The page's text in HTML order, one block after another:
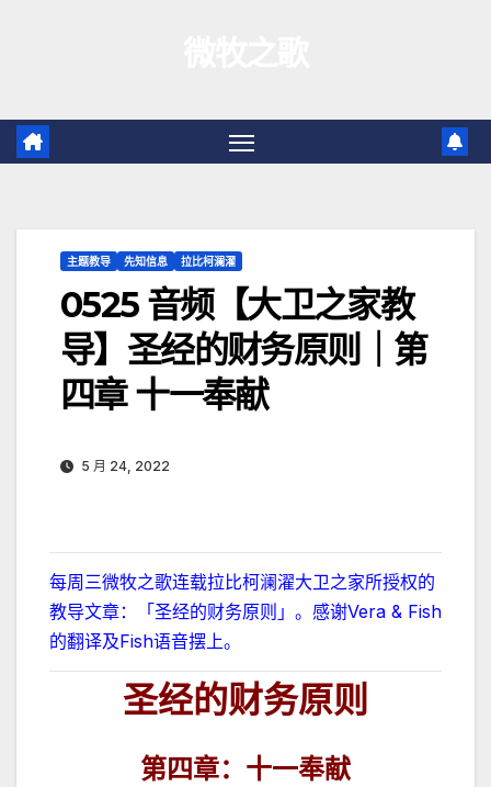
容
主题教导 先知信息 拉比柯澜濯
0525 音频【大卫之家教
导】圣经的财务原则｜第
四章 十一奉献
5 月 24, 2022
每周三微牧之歌连载拉比柯澜濯大卫之家所授权的
教导文章：「圣经的财务原则」。感谢Vera & Fish
的翻译及Fish语音摆上。
圣经的财务原则
第四章： 十一奉献